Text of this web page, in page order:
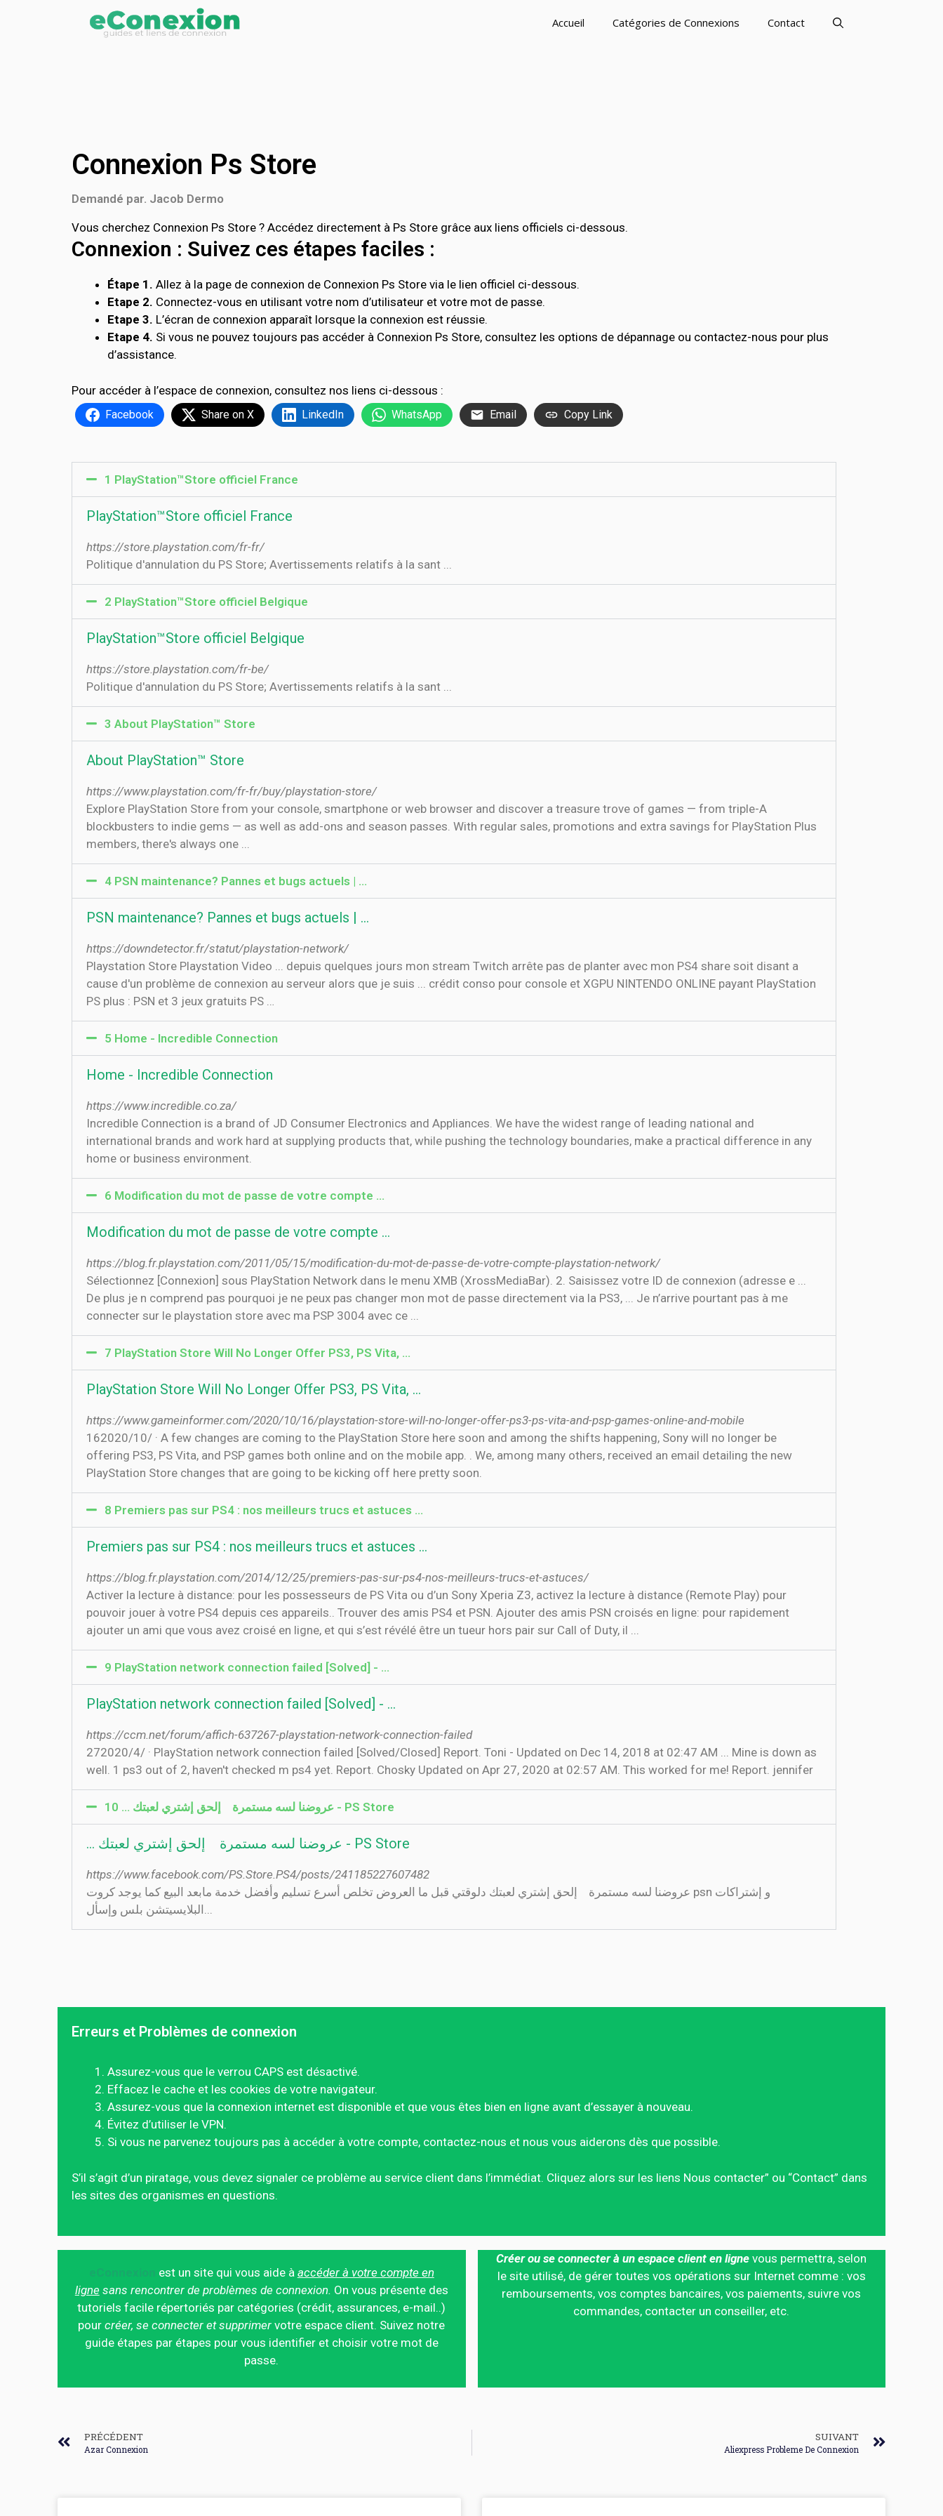
Accueil Catégories de Connexions Contact
Connexion Ps Store
Demandé par. Jacob Dermo
Vous cherchez Connexion Ps Store ? Accédez directement à Ps Store grâce aux liens officiels ci-dessous.
Connexion : Suivez ces étapes faciles :
Étape 1. Allez à la page de connexion de Connexion Ps Store via le lien officiel ci-dessous.
Etape 2. Connectez-vous en utilisant votre nom d’utilisateur et votre mot de passe.
Etape 3. L’écran de connexion apparaît lorsque la connexion est réussie.
Etape 4. Si vous ne pouvez toujours pas accéder à Connexion Ps Store, consultez les options de dépannage ou contactez-nous pour plus
d’assistance.
Pour accéder à l’espace de connexion, consultez nos liens ci-dessous :
Facebook Share on X LinkedIn WhatsApp Email Copy Link
1 PlayStation™Store officiel France
PlayStation™Store officiel France
https://store.playstation.com/fr-fr/
Politique d'annulation du PS Store; Avertissements relatifs à la sant ...
2 PlayStation™Store officiel Belgique
PlayStation™Store officiel Belgique
https://store.playstation.com/fr-be/
Politique d'annulation du PS Store; Avertissements relatifs à la sant ...
3 About PlayStation™ Store
About PlayStation™ Store
https://www.playstation.com/fr-fr/buy/playstation-store/
Explore PlayStation Store from your console, smartphone or web browser and discover a treasure trove of games — from triple-A
blockbusters to indie gems — as well as add-ons and season passes. With regular sales, promotions and extra savings for PlayStation Plus
members, there's always one ...
4 PSN maintenance? Pannes et bugs actuels | …
PSN maintenance? Pannes et bugs actuels | …
https://downdetector.fr/statut/playstation-network/
Playstation Store Playstation Video ... depuis quelques jours mon stream Twitch arrête pas de planter avec mon PS4 share soit disant a
cause d'un problème de connexion au serveur alors que je suis ... crédit conso pour console et XGPU NINTENDO ONLINE payant PlayStation
PS plus : PSN et 3 jeux gratuits PS …
5 Home - Incredible Connection
Home - Incredible Connection
https://www.incredible.co.za/
Incredible Connection is a brand of JD Consumer Electronics and Appliances. We have the widest range of leading national and
international brands and work hard at supplying products that, while pushing the technology boundaries, make a practical difference in any
home or business environment.
6 Modification du mot de passe de votre compte …
Modification du mot de passe de votre compte …
https://blog.fr.playstation.com/2011/05/15/modification-du-mot-de-passe-de-votre-compte-playstation-network/
Sélectionnez [Connexion] sous PlayStation Network dans le menu XMB (XrossMediaBar). 2. Saisissez votre ID de connexion (adresse e ...
De plus je n comprend pas pourquoi je ne peux pas changer mon mot de passe directement via la PS3, ... Je n’arrive pourtant pas à me
connecter sur le playstation store avec ma PSP 3004 avec ce ...
7 PlayStation Store Will No Longer Offer PS3, PS Vita, …
PlayStation Store Will No Longer Offer PS3, PS Vita, …
https://www.gameinformer.com/2020/10/16/playstation-store-will-no-longer-offer-ps3-ps-vita-and-psp-games-online-and-mobile
16‏‏/10‏‏/2020 · A few changes are coming to the PlayStation Store here soon and among the shifts happening, Sony will no longer be
offering PS3, PS Vita, and PSP games both online and on the mobile app. . We, among many others, received an email detailing the new
PlayStation Store changes that are going to be kicking off here pretty soon.
8 Premiers pas sur PS4 : nos meilleurs trucs et astuces ...
Premiers pas sur PS4 : nos meilleurs trucs et astuces ...
https://blog.fr.playstation.com/2014/12/25/premiers-pas-sur-ps4-nos-meilleurs-trucs-et-astuces/
Activer la lecture à distance: pour les possesseurs de PS Vita ou d’un Sony Xperia Z3, activez la lecture à distance (Remote Play) pour
pouvoir jouer à votre PS4 depuis ces appareils.. Trouver des amis PS4 et PSN. Ajouter des amis PSN croisés en ligne: pour rapidement
ajouter un ami que vous avez croisé en ligne, et qui s’est révélé être un tueur hors pair sur Call of Duty, il ...
9 PlayStation network connection failed [Solved] - …
PlayStation network connection failed [Solved] - …
https://ccm.net/forum/affich-637267-playstation-network-connection-failed
27‏‏/4‏‏/2020 · PlayStation network connection failed [Solved/Closed] Report. Toni - Updated on Dec 14, 2018 at 02:47 AM ... Mine is down as
well. 1 ps3 out of 2, haven't checked m ps4 yet. Report. Chosky Updated on Apr 27, 2020 at 02:57 AM. This worked for me! Report. jennifer
10 ‫PS Store - عروضنا لسه مستمرة ️ ️ ️ إلحق إشتري لعبتك ...
‫PS Store - عروضنا لسه مستمرة ️ ️ ️ إلحق إشتري لعبتك ...
https://www.facebook.com/PS.Store.PS4/posts/241185227607482
عروضنا لسه مستمرة ️ ️ ️ إلحق إشتري لعبتك دلوقتي قبل ما العروض تخلص أسرع تسليم وأفضل خدمة مابعد البيع كما يوجد كروت psn و إشتراكات
البلايسيتشن بلس وإسأل...
Erreurs et Problèmes de connexion
Assurez-vous que le verrou CAPS est désactivé.
Effacez le cache et les cookies de votre navigateur.
Assurez-vous que la connexion internet est disponible et que vous êtes bien en ligne avant d’essayer à nouveau.
Évitez d’utiliser le VPN.
Si vous ne parvenez toujours pas à accéder à votre compte, contactez-nous et nous vous aiderons dès que possible.
S’il s’agit d’un piratage, vous devez signaler ce problème au service client dans l’immédiat. Cliquez alors sur les liens Nous contacter” ou “Contact” dans
les sites des organismes en questions.
est un site qui vous aide à accéder à votre compte en
ligne sans rencontrer de problèmes de connexion. On vous présente des
tutoriels facile répertoriés par catégories (crédit, assurances, e-mail..)
pourcréer, se connecter et supprimer votre espace client. Suivez notre
guide étapes par étapes pour vous identifier et choisir votre mot de
passe.
Créer ou se connecter à un espace client en ligne vous permettra, selon
le site utilisé, de gérer toutes vos opérations sur Internet comme : vos
remboursements, vos comptes bancaires, vos paiements, suivre vos
commandes, contacter un conseiller, etc.
PRÉCÉDENT
Azar Connexion
SUIVANT
Aliexpress Probleme De Connexion